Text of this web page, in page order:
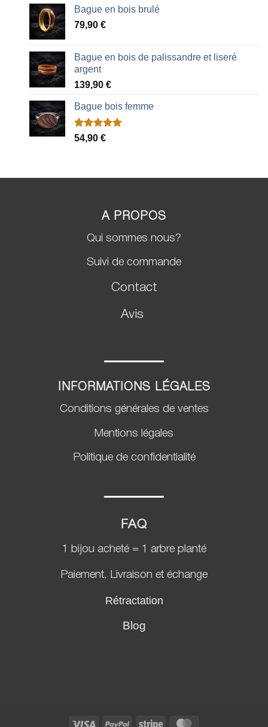
Bague en bois brulé
79,90 €
Bague en bois de palissandre et liseré
argent
139,90 €
Bague bois femme
Noté5.00
2
54,90 €
A PROPOS
Qui sommes nous?
Suivi de commande
Contact
Avis
INFORMATIONS LÉGALES
Conditions générales de ventes
Mentions légales
Politique de confidentialité
FAQ
1 bijou acheté = 1 arbre planté
Paiement, Livraison et échange
Rétractation
Blog
Visa PayPal Stripe